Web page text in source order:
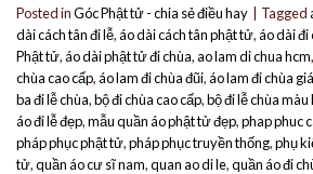
Posted inGóc Phật tử - chia sẻ điều hay | Tagged
dài cách tân đi lễ,áo dài cách tân phật tử,áo dài đi
Phật tử,áo dài phật tử đi chùa,ao lam di chua hcm,
chùa cao cấp,áo lam đi chùa đũi,áo lam đi chùa
ba đi lễ chùa,bộ đi chùa cao cấp,bộ đi lễ chùa màu
áo đi lễ đẹp,mẫu quần áo phật tử đẹp,phap phuc
pháp phục phật tử,pháp phục truyền thống,phụ
tử,quần áo cư sĩ nam,quan ao di le,quần áo đi